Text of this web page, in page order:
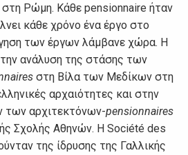
στη Ρώμη. Κάθε pensionnaire ήταν
κάθε χρόνο ένα έργο στο
των έργων λάμβανε χώρα. Η
ανάλυση της στάσης των
στη Βίλα των Μεδίκων στη
αρχαιότητες και στην
αρχιτεκτόνων-pensionnaires
Σχολής Αθηνών. Η Société des
της ίδρυσης της Γαλλικής